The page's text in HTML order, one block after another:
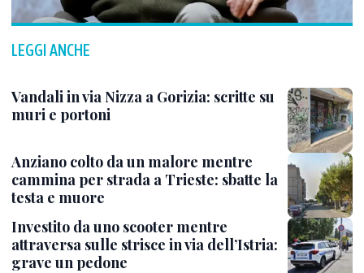
LEGGI ANCHE
Vandali in via Nizza a Gorizia: scritte su
muri e portoni
Anziano colto da un malore mentre
cammina per strada a Trieste: sbatte la
testa e muore
Investito da uno scooter mentre
attraversa sulle strisce in via dell’Istria:
grave un pedone